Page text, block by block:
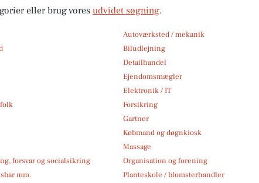
eller brug voresudvidet søgning.
Autoværksted / mekanik
Biludlejning
Detailhandel
Ejendomsmægler
Elektronik / IT
Forsikring
Gartner
Købmand og døgnkiosk
Massage
forsvar og socialsikring
Organisation og forening
mm.
Planteskole / blomsterhandler